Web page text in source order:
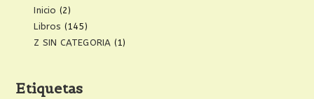
Inicio (2)
Libros (145)
Z SIN CATEGORIA (1)
Etiquetas